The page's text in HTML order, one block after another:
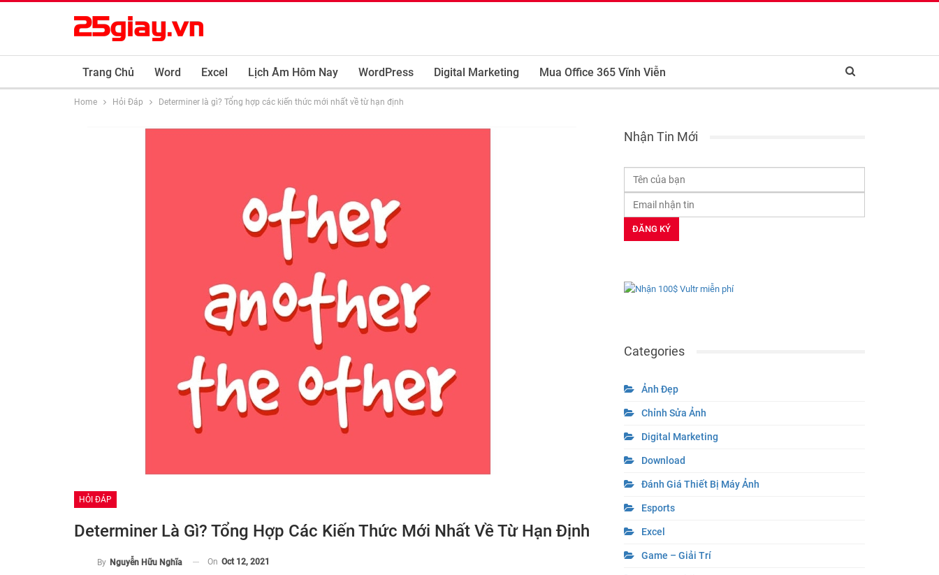
Trang Chủ Word Excel Lịch Âm Hôm Nay WordPress Digital Marketing Mua Office 365 Vĩnh Viễn
Home Hỏi Đáp Determiner là gì? Tổng hợp các kiến thức mới nhất về từ hạn định
HỎI ĐÁP
Determiner Là Gì? Tổng Hợp Các Kiến Thức Mới Nhất Về Từ Hạn Định
By Nguyễn Hữu Nghĩa On Oct 12, 2021
Nhận Tin Mới
Categories
Ảnh Đẹp
Chỉnh Sửa Ảnh
Digital Marketing
Download
Đánh Giá Thiết Bị Máy Ảnh
Esports
Excel
Game – Giải Trí